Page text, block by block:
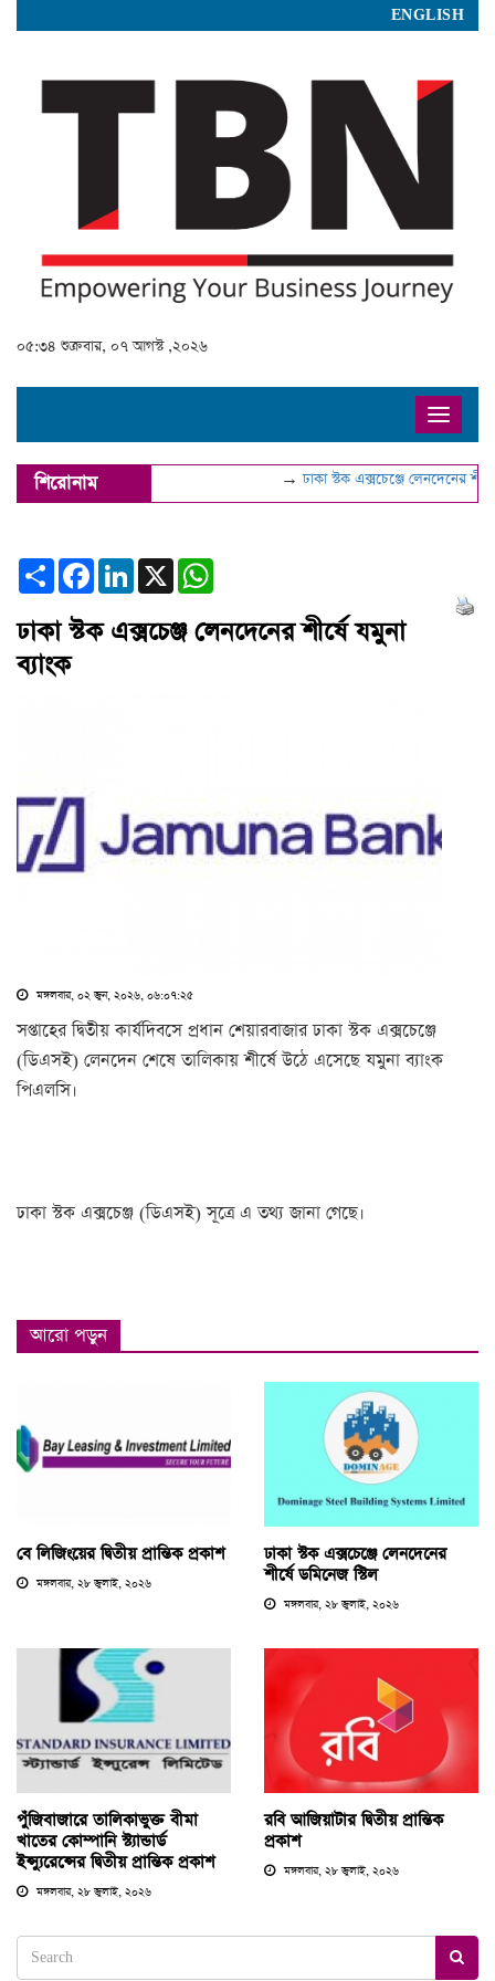
ENGLISH
০৫:৩৪ শুক্রবার, ০৭ আগস্ট ,২০২৬
Toggle
শিরোনাম →ঢাকা স্টক এক্সচেঞ্জে লেনদেনের শীর্ষে
Share FacebookLinkedIn
X
ঢাকা স্টক এক্সচেঞ্জ লেনদেনের শীর্ষে যমুনা
ব্যাংক
মঙ্গলবার, ০২ জুন, ২০২৬, ০৬:০৭:২৫
সপ্তাহের দ্বিতীয় কার্যদিবসে প্রধান শেয়ারবাজার ঢাকা স্টক এক্সচেঞ্জে
(ডিএসই) লেনদেন শেষে তালিকায় শীর্ষে উঠে এসেছে যমুনা ব্যাংক
পিএলসি।
ঢাকা স্টক এক্সচেঞ্জ (ডিএসই) সূত্রে এ তথ্য জানা গেছে।
আরো পড়ুন
বে লিজিংয়ের দ্বিতীয় প্রান্তিক প্রকাশ
মঙ্গলবার, ২৮ জুলাই, ২০২৬
ঢাকা স্টক এক্সচেঞ্জে লেনদেনের
শীর্ষে ডমিনেজ স্টিল
মঙ্গলবার, ২৮ জুলাই, ২০২৬
পুঁজিবাজারে তালিকাভুক্ত বীমা
খাতের কোম্পানি স্ট্যান্ডার্ড
ইন্স্যুরেন্সের দ্বিতীয় প্রান্তিক প্রকাশ
মঙ্গলবার, ২৮ জুলাই, ২০২৬
রবি আজিয়াটার দ্বিতীয় প্রান্তিক
প্রকাশ
মঙ্গলবার, ২৮ জুলাই, ২০২৬